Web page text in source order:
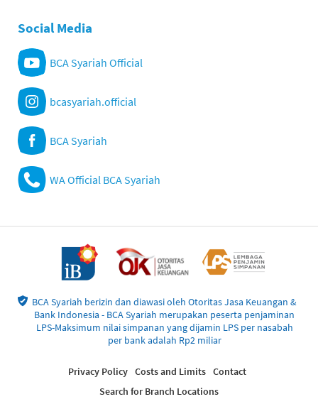
Social Media
BCA Syariah Official
bcasyariah.official
BCA Syariah
WA Official BCA Syariah
BCA Syariah berizin dan diawasi oleh Otoritas Jasa Keuangan &
Bank Indonesia - BCA Syariah merupakan peserta penjaminan
LPS-Maksimum nilai simpanan yang dijamin LPS per nasabah
per bank adalah Rp2 miliar
Privacy Policy Costs and Limits Contact
Search for Branch Locations